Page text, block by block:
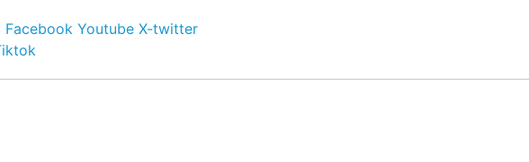
Facebook Youtube X-twitter